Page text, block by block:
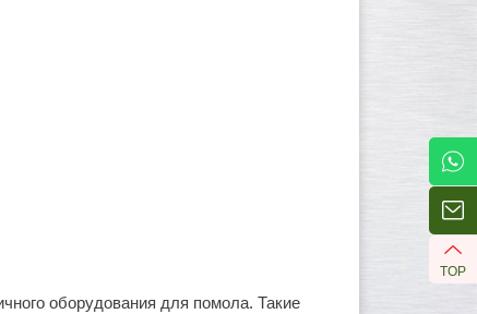
оборудования для помола. Такие
TOP